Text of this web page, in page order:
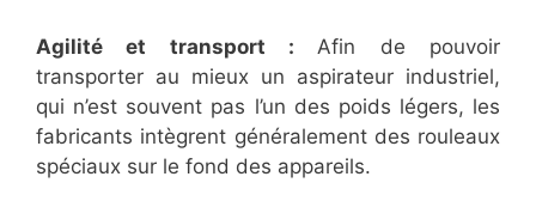
Agilité et transport :Afin de pouvoir
transporter au mieux un aspirateur industriel,
qui n’est souvent pas l’un des poids légers, les
fabricants intègrent généralement des rouleaux
spéciaux sur le fond des appareils.